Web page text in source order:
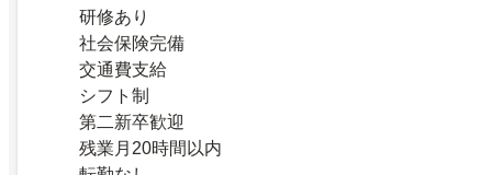
研修あり
社会保険完備
交通費支給
シフト制
第二新卒歓迎
残業月20時間以内